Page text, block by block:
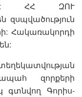
ՀՀ ԶՈՒ
զսպվածություն
Հակառակորդի
զորքերի
Գորիս-